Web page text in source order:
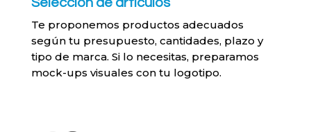
Selección de artículos
Te proponemos productos adecuados
según tu presupuesto, cantidades, plazo y
tipo de marca. Si lo necesitas, preparamos
mock-ups visuales con tu logotipo.